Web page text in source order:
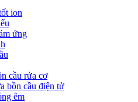
ion
ứng
cầu rửa cơ
bồn cầu điện tử
êm